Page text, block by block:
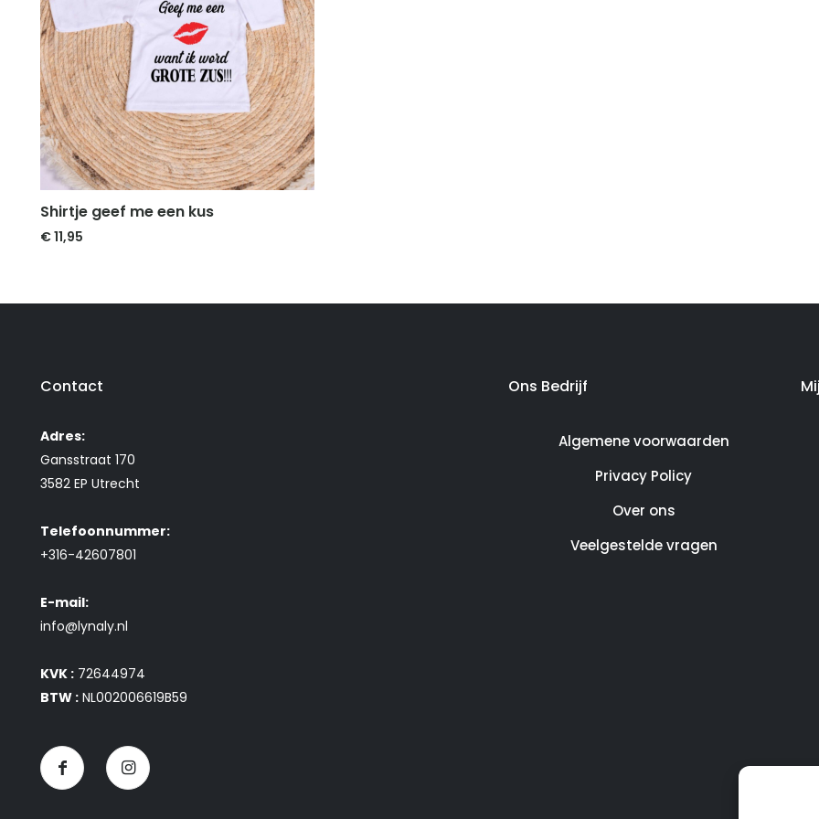
Shirtje geef me een kus
€11,95
Contact
Adres:
Gansstraat 170
3582 EP Utrecht
Telefoonnummer:
+316-42607801
E-mail:
info@lynaly.nl
KVK : 72644974
BTW : NL002006619B59
Ons Bedrijf
Algemene voorwaarden
Privacy Policy
Over ons
Veelgestelde vragen